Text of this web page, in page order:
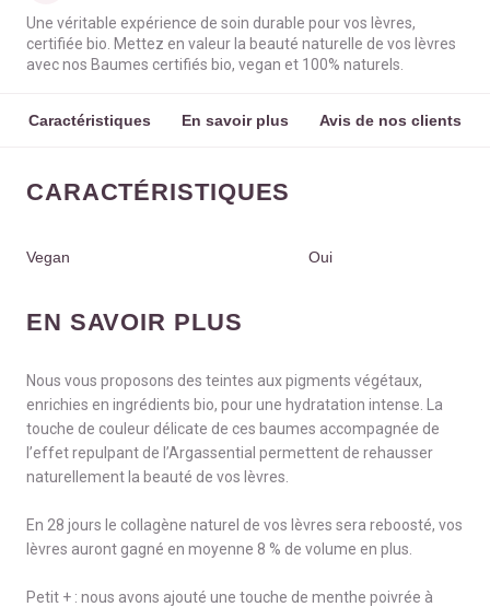
Une véritable expérience de soin durable pour vos lèvres,
certifiée bio. Mettez en valeur la beauté naturelle de vos lèvres
avec nos Baumes certifiés bio, vegan et 100% naturels.
Caractéristiques En savoir plus Avis de nos clients
CARACTÉRISTIQUES
Vegan Oui
EN SAVOIR PLUS
Nous vous proposons des teintes aux pigments végétaux,
enrichies en ingrédients bio, pour une hydratation intense. La
touche de couleur délicate de ces baumes accompagnée de
l’effet repulpant de l’Argassential permettent de rehausser
naturellement la beauté de vos lèvres.
En 28 jours le collagène naturel de vos lèvres sera reboosté, vos
lèvres auront gagné en moyenne 8 % de volume en plus.
Petit + : nous avons ajouté une touche de menthe poivrée à